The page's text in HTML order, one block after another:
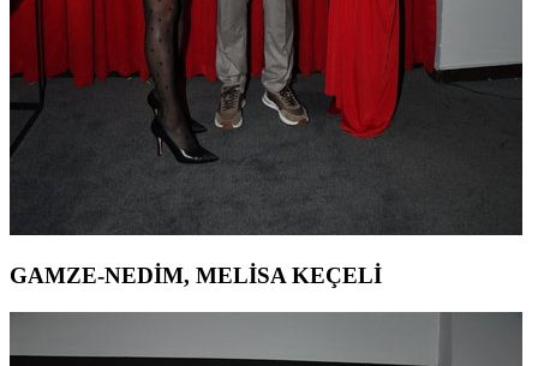
GAMZE-NEDİM, MELİSA KEÇELİ